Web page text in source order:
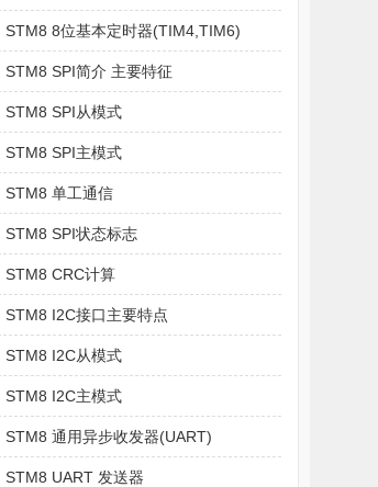
STM8 8位基本定时器(TIM4,TIM6)
STM8 SPI简介 主要特征
STM8 SPI从模式
STM8 SPI主模式
STM8 单工通信
STM8 SPI状态标志
STM8 CRC计算
STM8 I2C接口主要特点
STM8 I2C从模式
STM8 I2C主模式
STM8 通用异步收发器(UART)
STM8 UART 发送器